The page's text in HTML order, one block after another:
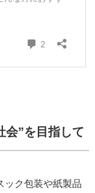
会”を目指して
ック包装や紙製品